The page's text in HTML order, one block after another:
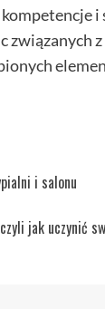
i
związanych
i salonu
jak uczynić